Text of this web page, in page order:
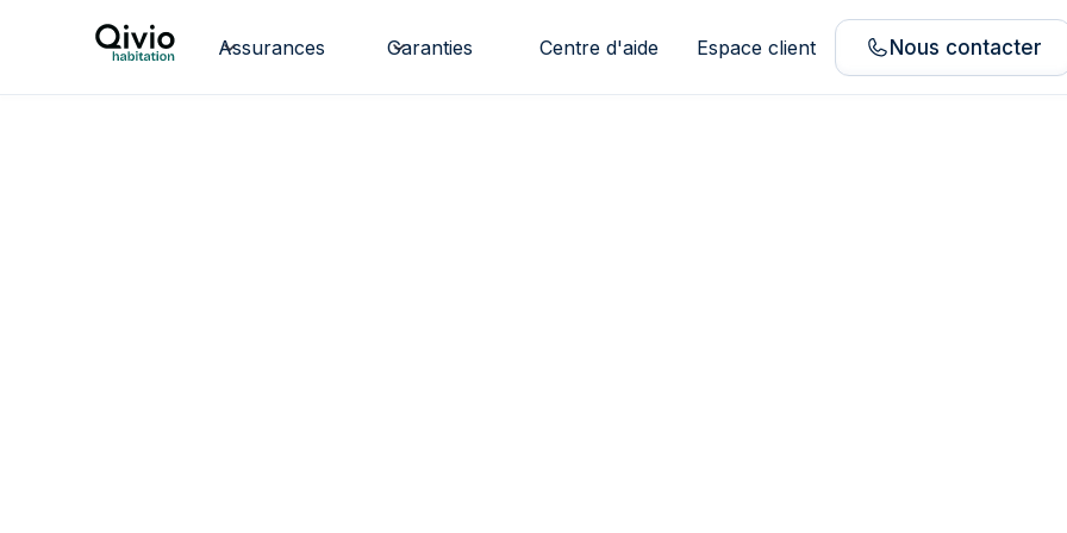
Assurances Garanties Centre d'aide Espace client Nous contacter